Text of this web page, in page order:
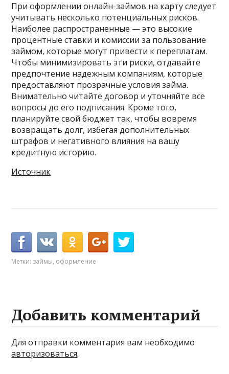
При оформлении онлайн-займов на карту следует
учитывать несколько потенциальных рисков.
Наиболее распространенные — это высокие
процентные ставки и комиссии за пользование
займом, которые могут привести к переплатам.
Чтобы минимизировать эти риски, отдавайте
предпочтение надежным компаниям, которые
предоставляют прозрачные условия займа.
Внимательно читайте договор и уточняйте все
вопросы до его подписания. Кроме того,
планируйте свой бюджет так, чтобы вовремя
возвращать долг, избегая дополнительных
штрафов и негативного влияния на вашу
кредитную историю.
Источник
Метки: займы, оформление
Добавить комментарий
Для отправки комментария вам необходимо
авторизоваться.